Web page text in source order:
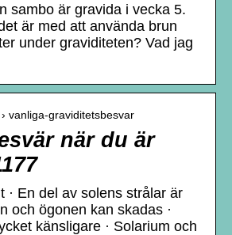
sambo är gravida i vecka 5.
är med att använda brun
under graviditeten? Vad jag
vanliga-graviditetsbesvar
när du är
· En del av solens strålar är
och ögonen kan skadas ·
känsligare · Solarium och